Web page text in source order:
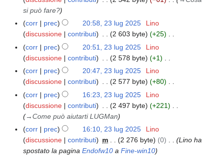
s
u
n
o
g
g
e
t
t
o
d
e
l
si può fare?
2
corr prec 20:58, 23 lug 2025
Lino
discussione
contributi 2 603 byte
+25
N
e
s
u
n
o
g
g
e
t
corr prec 20:51, 23 lug 2025
Lino
discussione
contributi 2 578 byte
+1
N
e
s
u
n
o
g
g
corr prec 20:47, 23 lug 2025
Lino
discussione
contributi 2 577 byte
+80
N
e
s
u
n
o
corr prec 16:23, 23 lug 2025
Lino
discussione
contributi 2 497 byte
+221
→Come può aiutarti LUGMan
corr
prec 16:10, 23 lug 2025
Lino
discussione
contributi m 2 276 byte 0
Lino ha
spostato la paginaEndofw10 aFine-win10